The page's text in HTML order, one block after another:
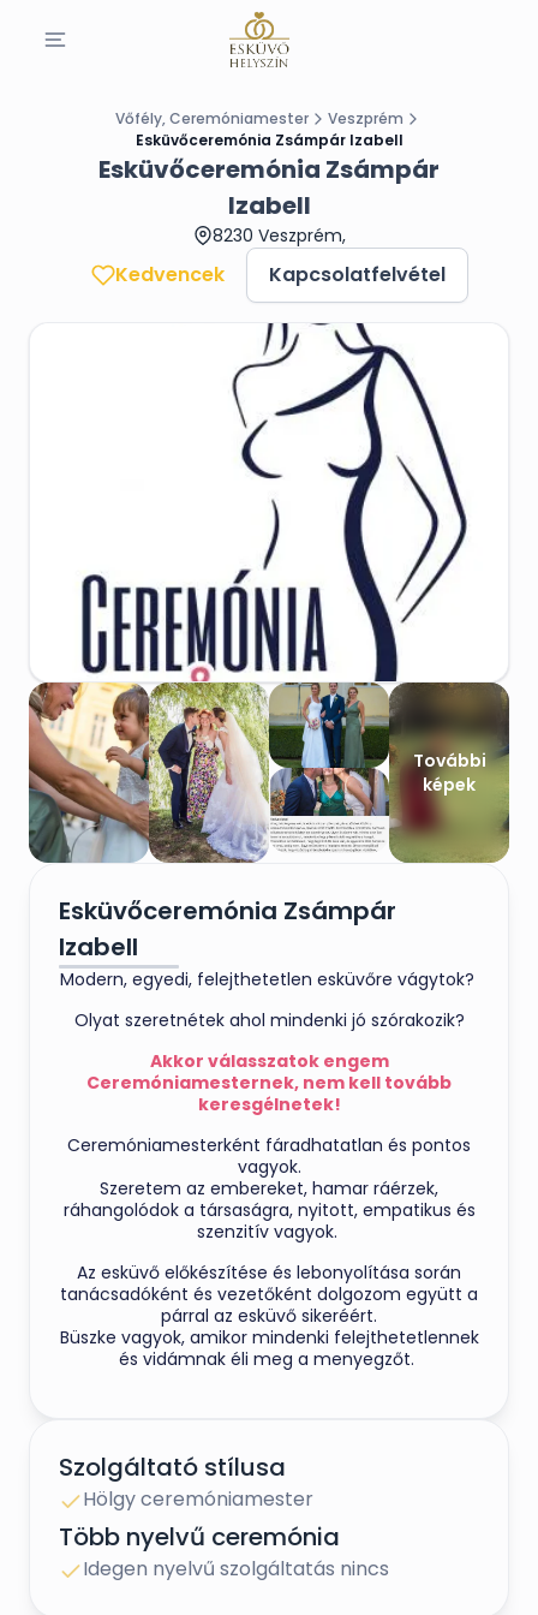
Vőfély, Ceremóniamester
Veszprém
Esküvőceremónia Zsámpár Izabell
Esküvőceremónia Zsámpár
Izabell
8230 Veszprém,
Kedvencek Kapcsolatfelvétel
További
képek
Esküvőceremónia Zsámpár
Izabell
Modern, egyedi, felejthetetlen esküvőre vágytok?
Olyat szeretnétek ahol mindenki jó szórakozik?
Akkor válasszatok engem
Ceremóniamesternek, nem kell tovább
keresgélnetek!
Ceremóniamesterként fáradhatatlan és pontos
vagyok.
Szeretem az embereket, hamar ráérzek,
ráhangolódok a társaságra, nyitott, empatikus és
szenzitív vagyok.
Az esküvő előkészítése és lebonyolítása során
tanácsadóként és vezetőként dolgozom együtt a
párral az esküvő sikeréért.
Büszke vagyok, amikor mindenki felejthetetlennek
és vidámnak éli meg a menyegzőt.
irányítom a vendégeiteket és koordinálom az
eseményeket a lakodalomban.
Tökéletesen együttműködöm a szolgáltatóval és
így lesz ez a nap életetek
legszebb napja.
Szolgáltató stílusa
Hölgy ceremóniamester
Több nyelvű ceremónia
Idegen nyelvű szolgáltatás nincs